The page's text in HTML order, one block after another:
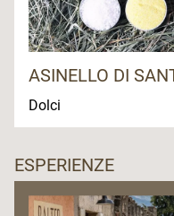
ASINELLO DI
Dolci
ESPERIENZE